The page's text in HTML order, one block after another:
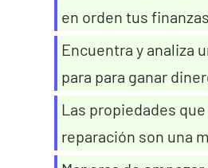
en orden tus finanzas
Encuentra y analiza
para para ganar
Las propiedades
reparación son una